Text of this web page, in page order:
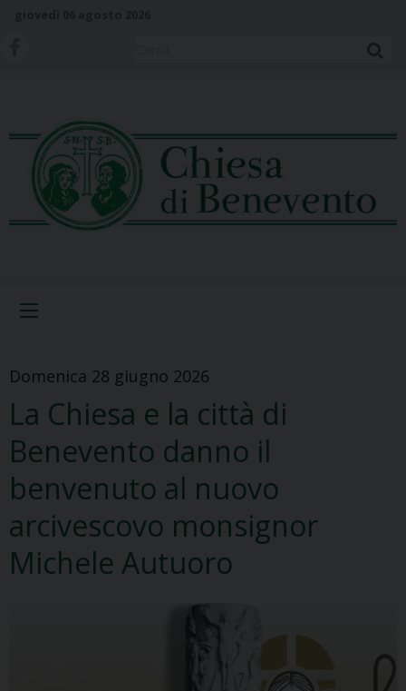
Domenica 28 giugno 2026
La Chiesa e la città di
Benevento danno il
benvenuto al nuovo
arcivescovo monsignor
Michele Autuoro